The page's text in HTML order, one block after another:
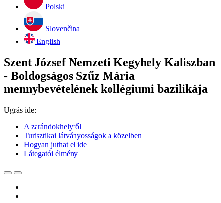
Polski
Slovenčina
English
Szent József Nemzeti Kegyhely Kaliszban
- Boldogságos Szűz Mária
mennybevételének kollégiumi bazilikája
Ugrás ide:
A zarándokhelyről
Turisztikai látványosságok a közelben
Hogyan juthat el ide
Látogatói élmény